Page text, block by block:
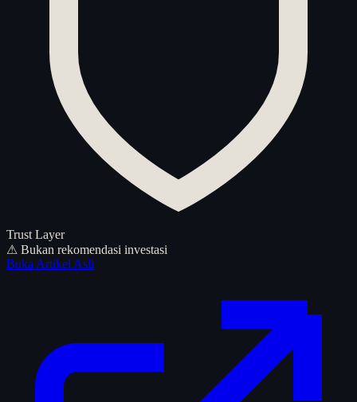
Trust Layer
⚠ Bukan rekomendasi investasi
Buka Artikel Asli